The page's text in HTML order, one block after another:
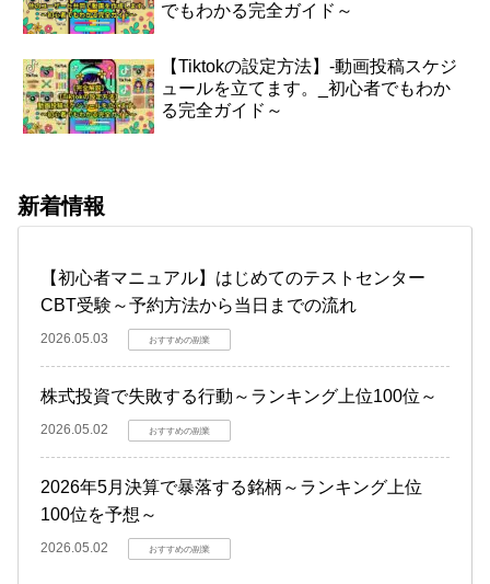
でもわかる完全ガイド～
【Tiktokの設定方法】-動画投稿スケジ
ュールを立てます。_初心者でもわか
る完全ガイド～
新着情報
【初心者マニュアル】はじめてのテストセンター
CBT受験～予約方法から当日までの流れ
2026.05.03 おすすめの副業
株式投資で失敗する行動～ランキング上位100位～
2026.05.02 おすすめの副業
2026年5月決算で暴落する銘柄～ランキング上位
100位を予想～
2026.05.02 おすすめの副業